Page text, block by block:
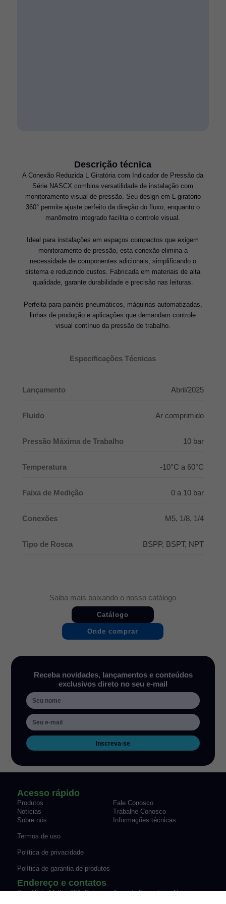
Descrição técnica
A Conexão Reduzida L Giratória com Indicador de Pressão da
Série NASCX combina versatilidade de instalação com
monitoramento visual de pressão. Seu design em L giratório
360° permite ajuste perfeito da direção do fluxo, enquanto o
manômetro integrado facilita o controle visual.
Ideal para instalações em espaços compactos que exigem
monitoramento de pressão, esta conexão elimina a
necessidade de componentes adicionais, simplificando o
sistema e reduzindo custos. Fabricada em materiais de alta
qualidade, garante durabilidade e precisão nas leituras.
Perfeita para painéis pneumáticos, máquinas automatizadas,
linhas de produção e aplicações que demandam controle
visual contínuo da pressão de trabalho.
Especificações Técnicas
Lançamento Abril/2025
Fluido Ar comprimido
Pressão Máxima de Trabalho 10 bar
Temperatura -10°C a 60°C
Faixa de Medição 0 a 10 bar
Conexões M5, 1/8, 1/4
Tipo de Rosca BSPP, BSPT, NPT
Saiba mais baixando o nosso catálogo
Catálogo
Onde comprar
Receba novidades, lançamentos e conteúdos
exclusivos direto no seu e-mail
Inscreva-se
Acesso rápido
Produtos
Fale Conosco
Notícias
Trabalhe Conosco
Sobre nós
Informações técnicas
Termos de uso
Política de privacidade
Política de garantia de produtos
Endereço e contatos
Rua Alícia Muller, 259, Bairro
Avenida Engenheiro Newton